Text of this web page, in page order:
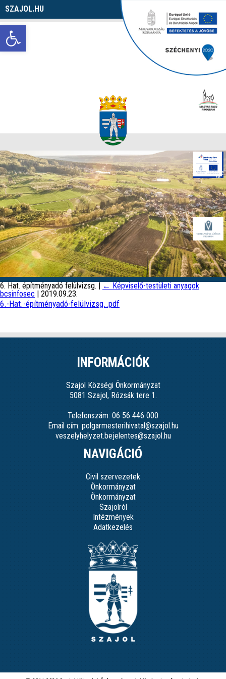
Eszköztár megnyitása
SZAJOL.HU
6. Hat. építményadó felülvizsg. | ← Képviselő-testületi anyagok
bcsinfosec | 2019.09.23.
6.-Hat.-építményadó-felülvizsg..pdf
INFORMÁCIÓK
Szajol Községi Önkormányzat
5081 Szajol, Rózsák tere 1.
Telefonszám: 06 56 446 000
Email cím: polgarmesterihivatal@szajol.hu
veszelyhelyzet.bejelentes@szajol.hu
NAVIGÁCIÓ
Civil szervezetek
Önkormányzat
Önkormányzat
Szajolról
Intézmények
Adatkezelés